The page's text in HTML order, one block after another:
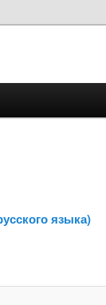
языка)